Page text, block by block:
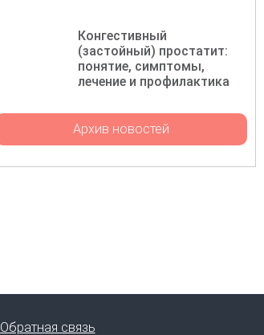
Конгестивный
(застойный) простатит:
понятие, симптомы,
лечение и профилактика
Архив новостей
Обратная связь